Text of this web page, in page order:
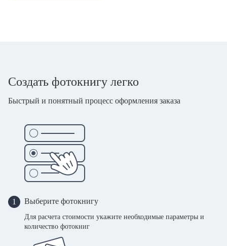
Создать фотокнигу легко
Быстрый и понятный процесс оформления заказа
1 Выберите фотокнигу
Для расчета стоимости укажите необходимые параметры и
количество фотокниг